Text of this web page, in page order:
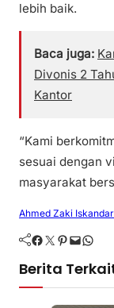
lebih baik.
Baca juga:
Divonis 2
Kantor
“Kami
sesuai dengan
masyarakat
Ahmed Zaki Iskandar
Facebook Twitter Pinterest Mail WhatsApp
Berita